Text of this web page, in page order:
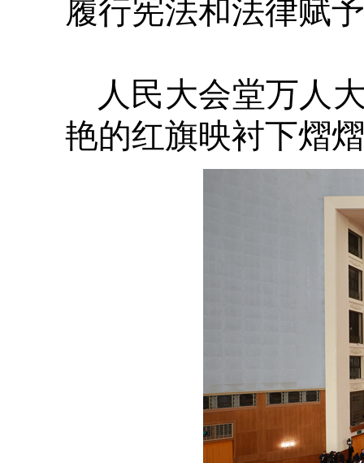
履行宪法和法律赋
人民大会堂万人
艳的红旗映衬下熠